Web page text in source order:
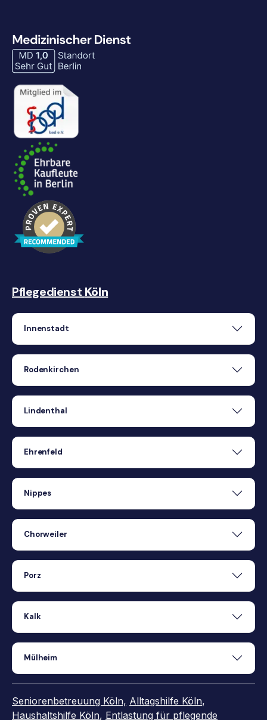
Pflegedienst Köln
Innenstadt
Rodenkirchen
Lindenthal
Ehrenfeld
Nippes
Chorweiler
Porz
Kalk
Mülheim
Seniorenbetreuung Köln, Alltagshilfe Köln,
Haushaltshilfe Köln, Entlastung für pflegende